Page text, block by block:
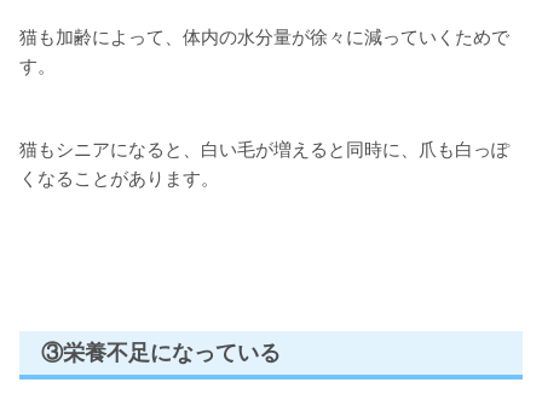
猫も加齢によって、体内の水分量が徐々に減っていくためで
す。
猫もシニアになると、白い毛が増えると同時に、爪も白っぽ
くなることがあります。
③栄養不足になっている